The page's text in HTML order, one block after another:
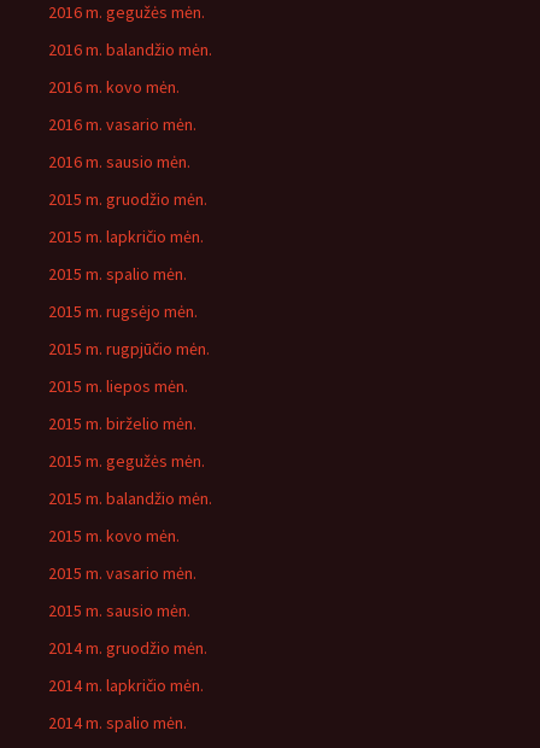
2016 m. gegužės mėn.
2016 m. balandžio mėn.
2016 m. kovo mėn.
2016 m. vasario mėn.
2016 m. sausio mėn.
2015 m. gruodžio mėn.
2015 m. lapkričio mėn.
2015 m. spalio mėn.
2015 m. rugsėjo mėn.
2015 m. rugpjūčio mėn.
2015 m. liepos mėn.
2015 m. birželio mėn.
2015 m. gegužės mėn.
2015 m. balandžio mėn.
2015 m. kovo mėn.
2015 m. vasario mėn.
2015 m. sausio mėn.
2014 m. gruodžio mėn.
2014 m. lapkričio mėn.
2014 m. spalio mėn.